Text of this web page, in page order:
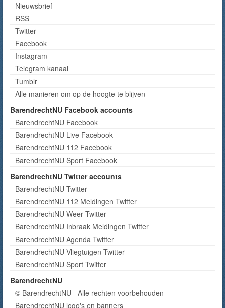
Nieuwsbrief
RSS
Twitter
Facebook
Instagram
Telegram kanaal
Tumblr
Alle manieren om op de hoogte te blijven
BarendrechtNU Facebook accounts
BarendrechtNU Facebook
BarendrechtNU Live Facebook
BarendrechtNU 112 Facebook
BarendrechtNU Sport Facebook
BarendrechtNU Twitter accounts
BarendrechtNU Twitter
BarendrechtNU 112 Meldingen Twitter
BarendrechtNU Weer Twitter
BarendrechtNU Inbraak Meldingen Twitter
BarendrechtNU Agenda Twitter
BarendrechtNU Vliegtuigen Twitter
BarendrechtNU Sport Twitter
BarendrechtNU
© BarendrechtNU - Alle rechten voorbehouden
BarendrechtNU logo's en banners